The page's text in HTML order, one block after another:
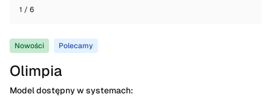
1 / 6
Nowości Polecamy
Olimpia
Model dostępny w systemach: